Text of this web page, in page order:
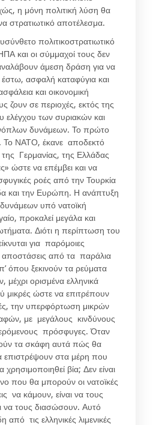
η μόνη πολιτική λύση θα
στρατιωτικό αποτέλεσμα.
πολιτικοστρατιωτικό
και οι σύμμαχοί τους δεν
άμεση δράση για να
ασφαλή καταφύγια και
και οικονομική
ζουν σε περιοχές, εκτός της
ελέγχου των συριακών και
δυνάμεων. Το πρώτο
Το ΝΑΤΟ, έκανε αποδεκτό
της Γερμανίας, της Ελλάδας
ώστε να επέμβει και να
ροές από την Τουρκία
και την Ευρώπη. Η ανάπτυξη
υπό νατοϊκή
προκαλεί μεγάλα και
Διότι η περίπτωση του
για παρόμοιες
αποστάσεις από τα παράλια
όπου ξεκινούν τα ρεύματα
ορισμένα ελληνικά
μικρές ώστε να επιτρέπουν
την υπερφόρτωση μικρών
με μεγάλους κινδύνους
πρόσφυγες. Όταν
τα σκάφη αυτά πώς θα
επιστρέψουν στα μέρη που
βία; Δεν είναι
που θα μπορούν οι νατοϊκές
να κάμουν, είναι να τους
να τους διασώσουν. Αυτό
από τις ελληνικές λιμενικές